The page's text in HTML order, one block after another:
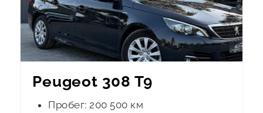
Peugeot 308 T9
Пробег: 200 500 км